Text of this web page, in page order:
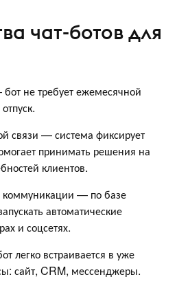
чат-ботов для
не требует ежемесячной
связи — система фиксирует
принимать решения на
клиентов.
коммуникации — по базе
автоматические
и соцсетях.
легко встраивается в уже
сайт, CRM, мессенджеры.